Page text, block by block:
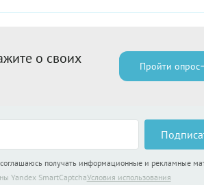
о своих
Пройти опрос
получать информационные и рекламные
Yandex SmartCaptchaУсловия использования